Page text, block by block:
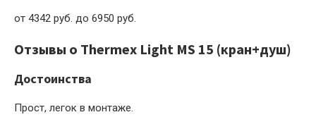
от 4342 руб. до 6950 руб.
Отзывы о Thermex Light MS 15 (кран+душ)
Достоинства
Прост, легок в монтаже.